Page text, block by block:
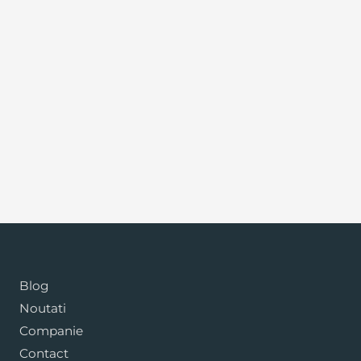
Blog
Noutati
Companie
Contact